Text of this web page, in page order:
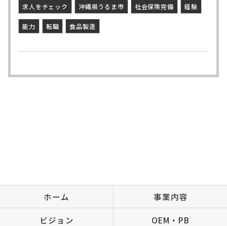
求人をチェック 沖縄県うるま市 社会保険完備 経験
能力 転職 食品製造
ホーム 事業内容
ビジョン OEM・PB